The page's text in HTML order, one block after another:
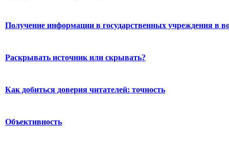
Получение информации в государственных учреждения в
Раскрывать источник или скрывать?
Как добиться доверия читателей: точность
Объективность